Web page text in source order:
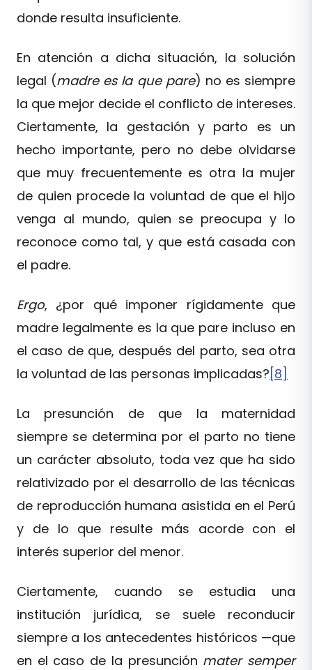
donde resulta insuficiente.
En atención a dicha situación, la solución
legal (madre es la que pare) no es siempre
la que mejor decide el conflicto de intereses.
Ciertamente, la gestación y parto es un
hecho importante, pero no debe olvidarse
que muy frecuentemente es otra la mujer
de quien procede la voluntad de que el hijo
venga al mundo, quien se preocupa y lo
reconoce como tal, y que está casada con
el padre.
Ergo, ¿por qué imponer rígidamente que
madre legalmente es la que pare incluso en
el caso de que, después del parto, sea otra
la voluntad de las personas implicadas? [8]
La presunción de que la maternidad
siempre se determina por el parto no tiene
un carácter absoluto, toda vez que ha sido
relativizado por el desarrollo de las técnicas
de reproducción humana asistida en el Perú
y de lo que resulte más acorde con el
interés superior del menor.
Ciertamente, cuando se estudia una
institución jurídica, se suele reconducir
siempre a los antecedentes históricos —que
en el caso de la presunción mater semper